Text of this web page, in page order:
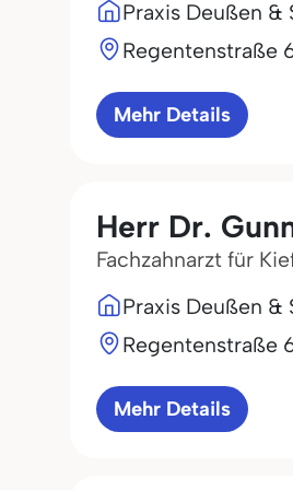
Praxis Deußen &
Regentenstraße
Mehr Details
Herr Dr.
Fachzahnarzt für
Praxis Deußen &
Regentenstraße
Mehr Details